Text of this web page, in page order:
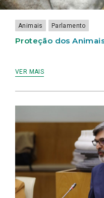
Animais Parlamento
Proteção dos
VER MAIS
LAMEIRINHO